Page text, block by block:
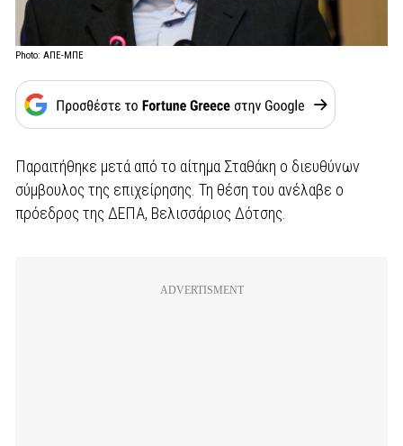
Photo: ΑΠΕ-ΜΠΕ
Παραιτήθηκε μετά από το αίτημα Σταθάκη ο διευθύνων
σύμβουλος της επιχείρησης. Τη θέση του ανέλαβε ο
πρόεδρος της ΔΕΠΑ, Βελισσάριος Δότσης.